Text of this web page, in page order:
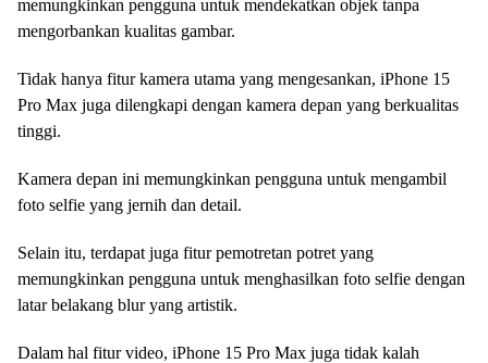
memungkinkan pengguna untuk mendekatkan objek tanpa
mengorbankan kualitas gambar.
Tidak hanya fitur kamera utama yang mengesankan, iPhone 15
Pro Max juga dilengkapi dengan kamera depan yang berkualitas
tinggi.
Kamera depan ini memungkinkan pengguna untuk mengambil
foto selfie yang jernih dan detail.
Selain itu, terdapat juga fitur pemotretan potret yang
memungkinkan pengguna untuk menghasilkan foto selfie dengan
latar belakang blur yang artistik.
Dalam hal fitur video, iPhone 15 Pro Max juga tidak kalah